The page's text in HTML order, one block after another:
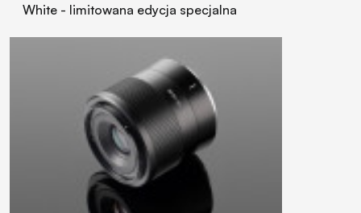
White - limitowana edycja specjalna